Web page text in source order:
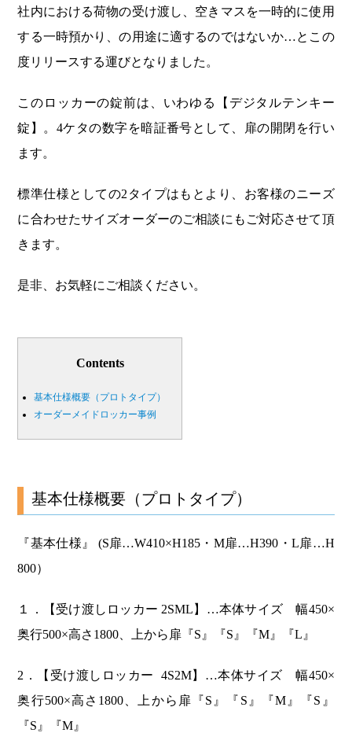
社内における荷物の受け渡し、空きマスを一時的に使用
する一時預かり、の用途に適するのではないか…とこの
度リリースする運びとなりました。
このロッカーの錠前は、いわゆる【デジタルテンキー
錠】。4ケタの数字を暗証番号として、扉の開閉を行い
ます。
標準仕様としての2タイプはもとより、お客様のニーズ
に合わせたサイズオーダーのご相談にもご対応させて頂
きます。
是非、お気軽にご相談ください。
Contents
基本仕様概要（プロトタイプ）
オーダーメイドロッカー事例
基本仕様概要（プロトタイプ）
『基本仕様』 (S扉…W410×H185・M扉…H390・L扉…H
800）
１．【受け渡しロッカー 2SML】…本体サイズ 幅450×
奥行500×高さ1800、上から扉『S』『S』『M』『L』
2．【受け渡しロッカー 4S2M】…本体サイズ 幅450×
奥行500×高さ1800、上から扉『S』『S』『M』『S』
『S』『M』